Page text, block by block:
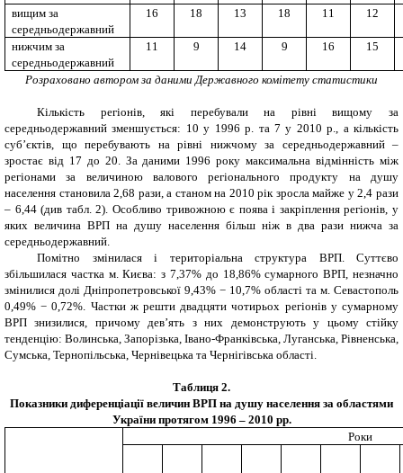
вищим за
середньодержавний
16 18 13 18 11 12
нижчим за
середньодержавний
11 9 14 9 16 15
Розраховано автором за даними Державного комітету статистики
Кількість регіонів, які перебували на рівні вищому за
середньодержавний зменшується: 10 у 1996 р. та 7 у 2010 р., а кількість
суб’єктів, що перебувають на рівні нижчому за середньодержавний –
зростає від 17 до 20. За даними 1996 року максимальна відмінність між
регіонами за величиною валового регіонального продукту на душу
населення становила 2,68 рази, а станом на 2010 рік зросла майже у 2,4 рази
– 6,44 (див табл. 2). Особливо тривожною є поява і закріплення регіонів, у
яких величина ВРП на душу населення більш ніж в два рази нижча за
середньодержавний.
Помітно змінилася і територіальна структура ВРП. Суттєво
збільшилася частка м. Києва: з 7,37% до 18,86% сумарного ВРП, незначно
змінилися долі Дніпропетровської 9,43% − 10,7% області та м. Севастополь
0,49% − 0,72%. Частки ж решти двадцяти чотирьох регіонів у сумарному
ВРП знизилися, причому дев’ять з них демонструють у цьому стійку
тенденцію: Волинська, Запорізька, Івано-Франківська, Луганська, Рівненська,
Сумська, Тернопільська, Чернівецька та Чернігівська області.
Таблиця 2.
Показники диференціації величин ВРП на душу населення за областями
України протягом 1996 – 2010 рр.
Роки